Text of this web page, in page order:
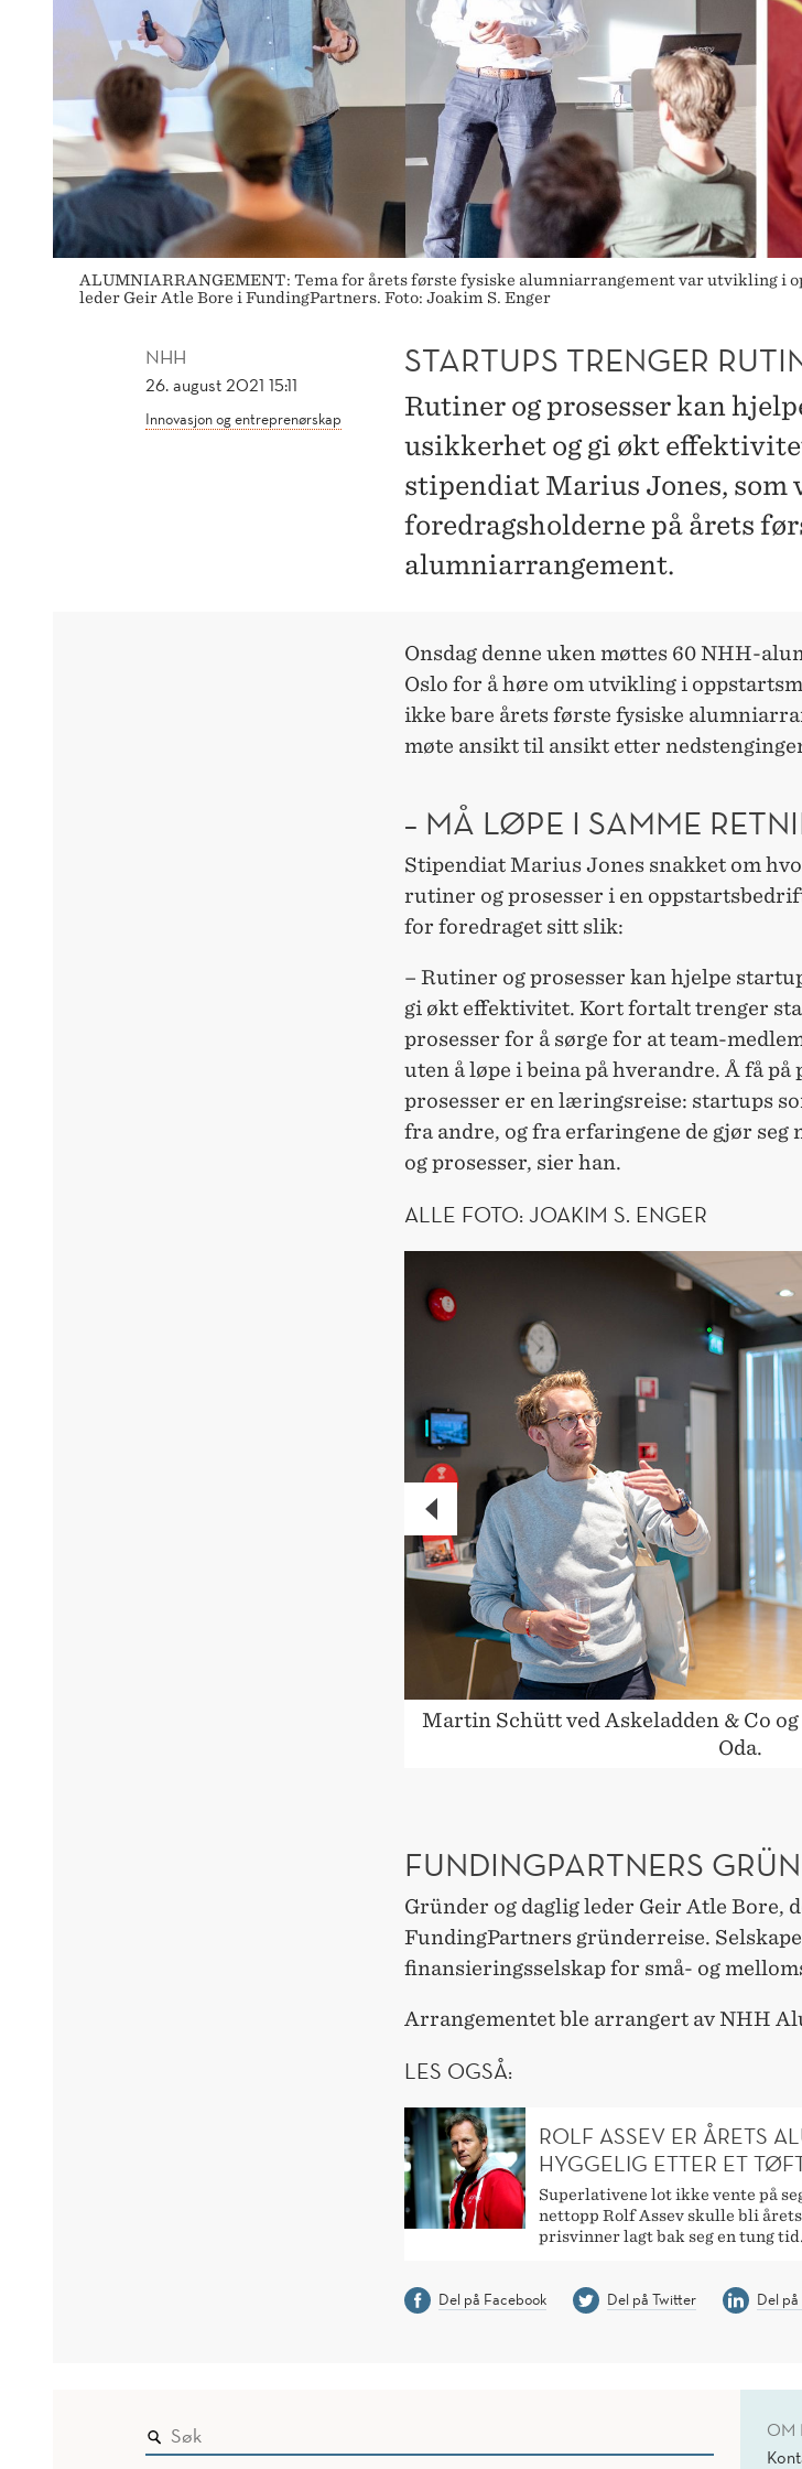
ALUMNIARRANGEMENT: Tema for årets første fysiske alumniarrangement var utvikling i
leder Geir Atle Bore i FundingPartners. Foto: Joakim S. Enger
NHH
26. august 2021 15:11
Innovasjon og entreprenørskap
STARTUPS TRENGER
Rutiner og prosesser kan
usikkerhet og gi økt
stipendiat Marius Jones, som
foredragsholderne på årets
alumniarrangement.
Onsdag denne uken møttes 60 NHH-
Oslo for å høre om utvikling i
ikke bare årets første fysiske
møte ansikt til ansikt etter
– MÅ LØPE I SAMME
Stipendiat Marius Jones snakket om
rutiner og prosesser i en
for foredraget sitt slik:
– Rutiner og prosesser kan hjelpe
gi økt effektivitet. Kort fortalt trenger
prosesser for å sørge for at team-
uten å løpe i beina på hverandre. Å få på
prosesser er en læringsreise: startups
fra andre, og fra erfaringene de gjør
og prosesser, sier han.
ALLE FOTO: JOAKIM S. ENGER
PREVIOUS
Martin Schütt ved Askeladden & Co
Oda.
FUNDINGPARTNERS
Gründer og daglig leder Geir Atle Bore,
FundingPartners gründerreise.
finansieringsselskap for små- og
Arrangementet ble arrangert av NHH
LES OGSÅ:
ROLF ASSEV ER ÅRETS
HYGGELIG ETTER ET
Superlativene lot ikke vente på
nettopp Rolf Assev skulle bli
prisvinner lagt bak seg en tung tid.
Del på Facebook Del på Twitter Del
OM